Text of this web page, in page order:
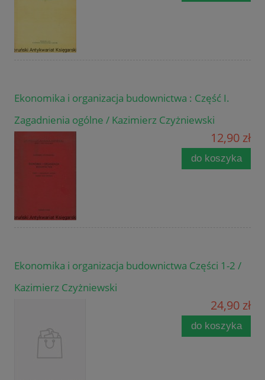
Ekonomika i organizacja budownictwa : Część I.
Zagadnienia ogólne / Kazimierz Czyżniewski
12,90 zł
do koszyka
Ekonomika i organizacja budownictwa Części 1-2 /
Kazimierz Czyżniewski
24,90 zł
do koszyka